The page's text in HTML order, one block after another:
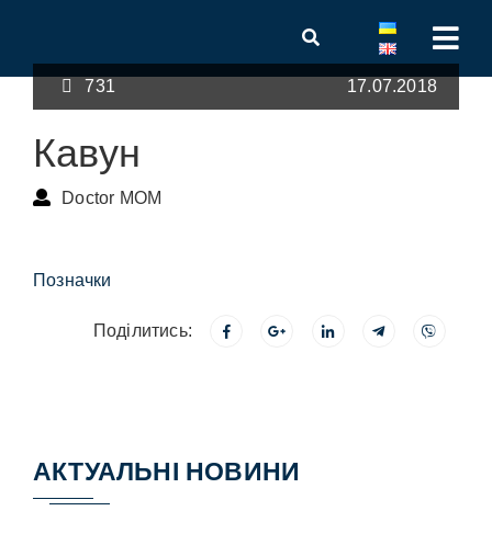
731 17.07.2018
Кавун
Doctor MOM
Позначки
Поділитись:
АКТУАЛЬНІ НОВИНИ